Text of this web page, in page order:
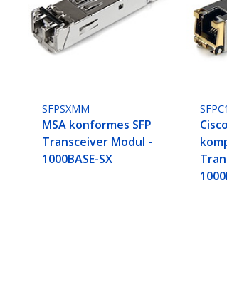
SFPSXMM
MSA konformes SFP
Transceiver Modul -
1000BASE-SX